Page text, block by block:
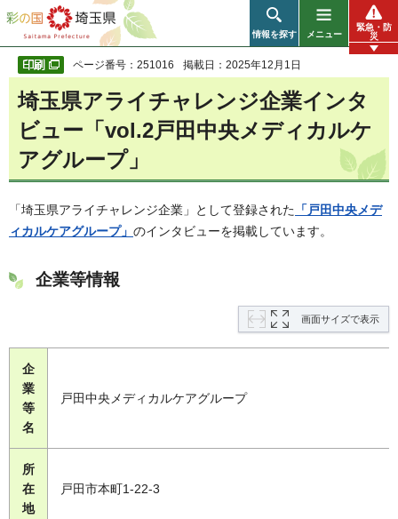
彩の国 埼玉県
情報を探す メニュー
緊急・防
災
ページ番号：251016 掲載日：2025年12月1日
埼玉県アライチャレンジ企業インタ
ビュー「vol.2戸田中央メディカルケ
アグループ」
「埼玉県アライチャレンジ企業」として登録された 「戸田中央メデ
ィカルケアグループ」 のインタビューを掲載しています。
企業等情報
画面サイズで表示
企
業
等
名
戸田中央メディカルケアグループ
所
在
地
戸田市本町1-22-3